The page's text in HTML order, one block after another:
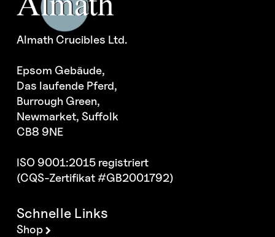
Almath Crucibles Ltd.
Epsom Gebäude,
Das laufende Pferd,
Burrough Green,
Newmarket, Suffolk
CB8 9NE
ISO 9001:2015 registriert
(CQS-Zertifikat #GB2001792)
Schnelle Links
Shop